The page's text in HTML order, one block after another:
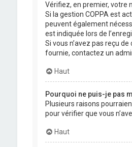
Vérifiez, en premier, votre
Si la gestion COPPA est
peuvent également
est indiquée lors de
Si vous n’avez pas reçu
fournie, contactez un
Haut
Pourquoi ne puis-je pas
Plusieurs raisons
pour vérifier que vous
Haut